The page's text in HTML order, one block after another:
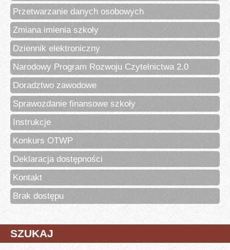
Przetwarzanie danych osobowych
Zmiana imienia szkoły
Dziennik elektroniczny
Narodowy Program Rozwoju Czytelnictwa 2.0
Doradztwo zawodowe
Sprawozdanie finansowe szkoły
Instrukcje
Konkurs OTWP
Deklaracja dostępności
Kontakt
Brak dostępu
SZUKAJ